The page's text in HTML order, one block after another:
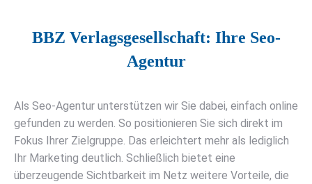
BBZ Verlagsgesellschaft: Ihre Seo-
Agentur
Als Seo-Agentur unterstützen wir Sie dabei, einfach online
gefunden zu werden. So positionieren Sie sich direkt im
Fokus Ihrer Zielgruppe. Das erleichtert mehr als lediglich
Ihr Marketing deutlich. Schließlich bietet eine
überzeugende Sichtbarkeit im Netz weitere Vorteile, die